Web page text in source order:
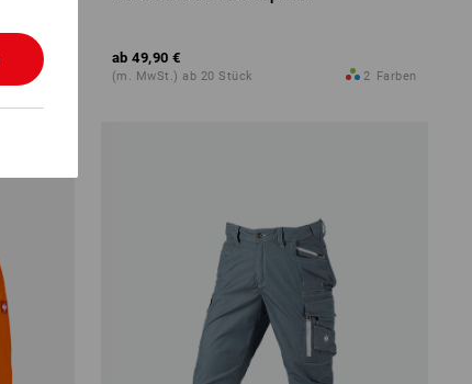
Farben
ab 49,90 €
(m. MwSt.) ab 20 Stück 2 Farben